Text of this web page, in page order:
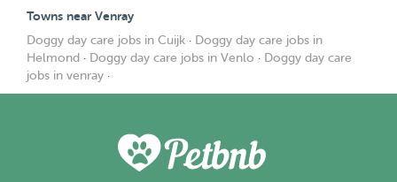
Towns near Venray
Doggy day care jobs in Cuijk · Doggy day care jobs in
Helmond · Doggy day care jobs in Venlo · Doggy day care
jobs in venray ·